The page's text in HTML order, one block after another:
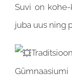
Suvi on
juba uus ning
Gümnaasiumi